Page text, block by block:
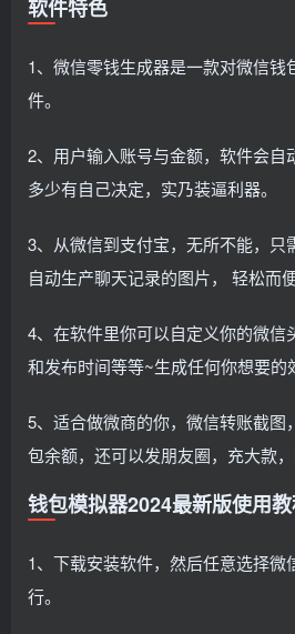
软件特色
1、微信零钱生成器是一款对微信钱
件。
2、用户输入账号与金额，软件会自
多少有自己决定，实乃装逼利器。
3、从微信到支付宝，无所不能，只
自动生产聊天记录的图片， 轻松而便
4、在软件里你可以自定义你的微信
和发布时间等等~生成任何你想要的
5、适合做微商的你，微信转账截图
包余额，还可以发朋友圈，充大款，
钱包模拟器2024最新版使用
1、下载安装软件，然后任意选择微
行。